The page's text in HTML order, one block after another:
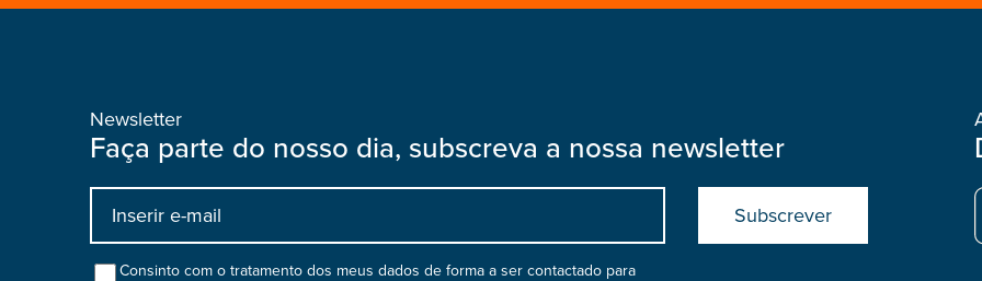
Newsletter
Faça parte do nosso dia, subscreva a nossa newsletter
Input
bootstrap
Consinto com o tratamento dos meus dados de forma a ser contactado para
Submit
boostrap